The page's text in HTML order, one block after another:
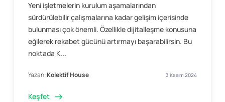
Yeni işletmelerin kurulum aşamalarından
sürdürülebilir çalışmalarına kadar gelişim içerisinde
bulunması çok önemli. Özellikle dijitalleşme konusuna
eğilerek rekabet gücünü artırmayı başarabilirsin. Bu
noktada K...
Yazan:Kolektif House 3 Kasım 2024
Keşfet